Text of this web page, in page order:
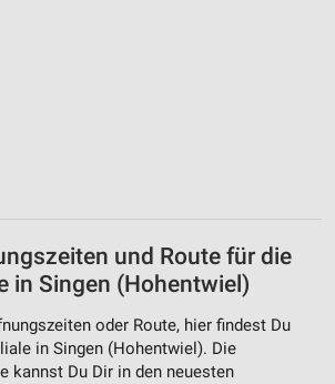
und Route für die
in Singen (Hohentwiel)
oder Route, hier findest Du
in Singen (Hohentwiel). Die
kannst Du Dir in den neuesten